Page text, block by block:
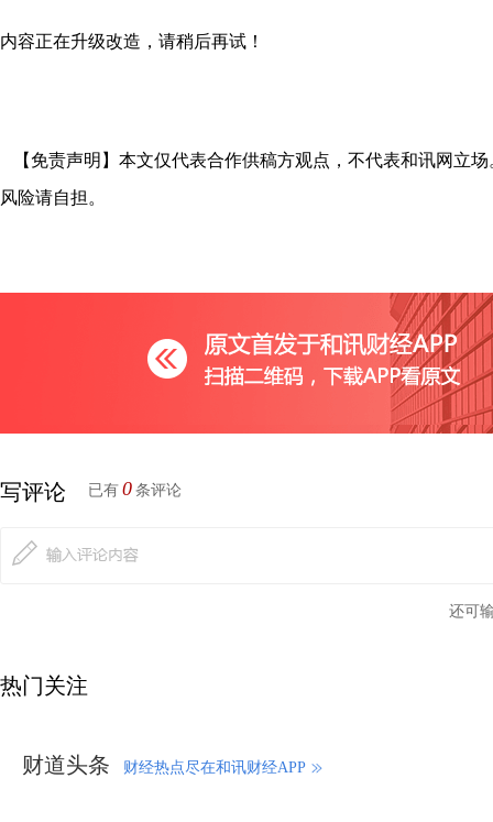
内容正在升级改造，请稍后再试！
【免责声明】本文仅代表合作供稿方观点，不代表和讯网立
风险请自担。
写评论 已有 0 条评论
还可
热门关注
财道头条 财经热点尽在和讯财经APP